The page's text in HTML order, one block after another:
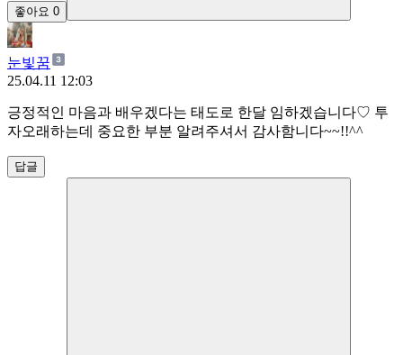
좋아요 0
눈빛꿈
25.04.11 12:03
긍정적인 마음과 배우겠다는 태도로 한달 임하겠습니다♡ 투
자오래하는데 중요한 부분 알려주셔서 감사함니다~~!!^^
답글